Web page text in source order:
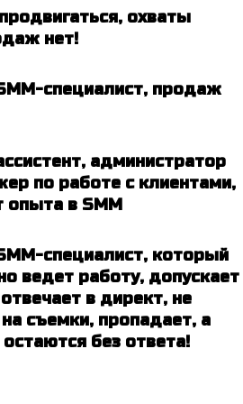
охваты
нет!
специалист, продаж
администратор
по работе с клиентами,
опыта в SMM
специалист, который
ведет работу, допускает
в директ, не
съемки, пропадает, а
без ответа!